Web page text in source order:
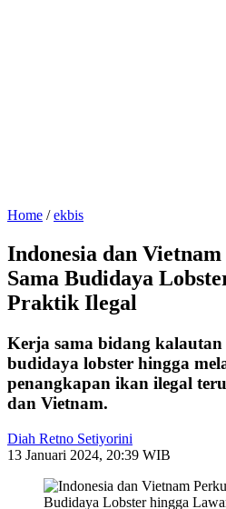
Home /ekbis
Indonesia dan
Sama Budidaya
Praktik Ilegal
Kerja sama bidang
budidaya lobster hingga
penangkapan ikan ilegal
dan Vietnam.
Diah Retno Setiyorini
13 Januari 2024, 20:39 WIB